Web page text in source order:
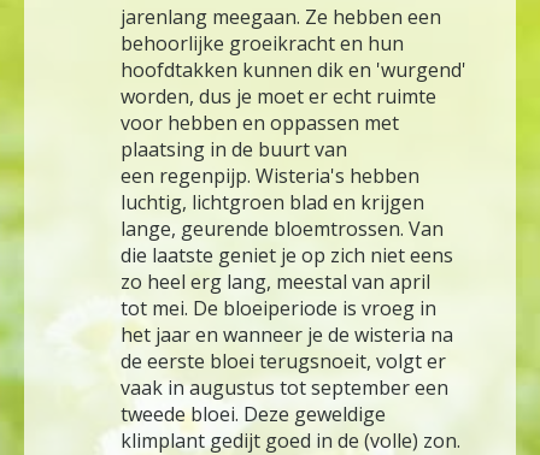
jarenlang meegaan. Ze hebben een
behoorlijke groeikracht en hun
hoofdtakken kunnen dik en 'wurgend'
worden, dus je moet er echt ruimte
voor hebben en oppassen met
plaatsing in de buurt van
een regenpijp. Wisteria's hebben
luchtig, lichtgroen blad en krijgen
lange, geurende bloemtrossen. Van
die laatste geniet je op zich niet eens
zo heel erg lang, meestal van april
tot mei. De bloeiperiode is vroeg in
het jaar en wanneer je de wisteria na
de eerste bloei terugsnoeit, volgt er
vaak in augustus tot september een
tweede bloei. Deze geweldige
klimplant gedijt goed in de (volle) zon.